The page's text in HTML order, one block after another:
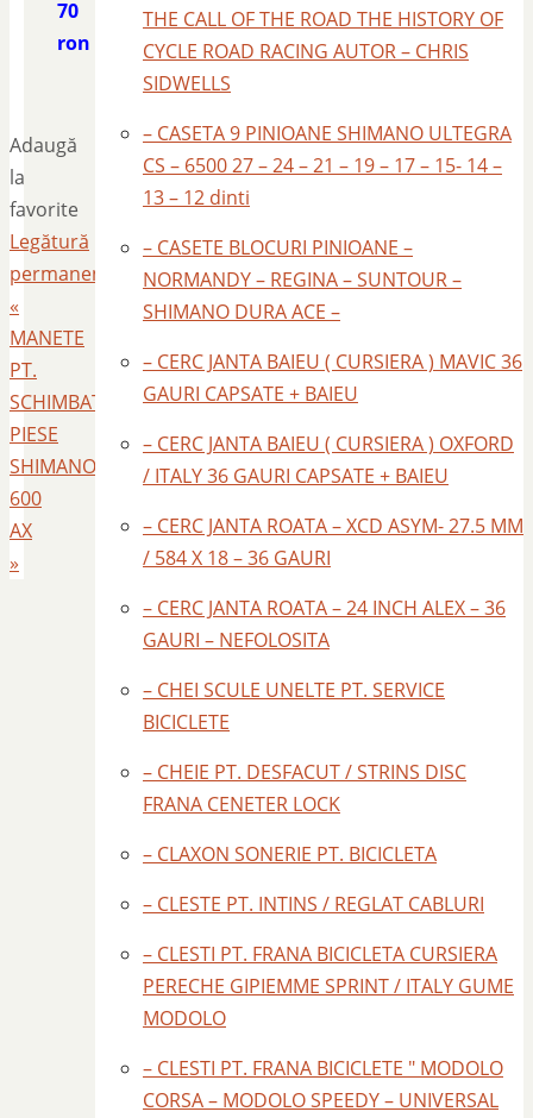
70
ron
Adaugă
la
favorite
Legătură
permanentă
«
MANETE
PT.
SCHIMBATOARE
PIESE
SHIMANO
600
AX
»
THE CALL OF THE ROAD THE HISTORY OF
CYCLE ROAD RACING AUTOR – CHRIS
SIDWELLS
– CASETA 9 PINIOANE SHIMANO ULTEGRA
CS – 6500 27 – 24 – 21 – 19 – 17 – 15- 14 –
13 – 12 dinti
– CASETE BLOCURI PINIOANE –
NORMANDY – REGINA – SUNTOUR –
SHIMANO DURA ACE –
– CERC JANTA BAIEU ( CURSIERA ) MAVIC 36
GAURI CAPSATE + BAIEU
– CERC JANTA BAIEU ( CURSIERA ) OXFORD
/ ITALY 36 GAURI CAPSATE + BAIEU
– CERC JANTA ROATA – XCD ASYM- 27.5 MM
/ 584 X 18 – 36 GAURI
– CERC JANTA ROATA – 24 INCH ALEX – 36
GAURI – NEFOLOSITA
– CHEI SCULE UNELTE PT. SERVICE
BICICLETE
– CHEIE PT. DESFACUT / STRINS DISC
FRANA CENETER LOCK
– CLAXON SONERIE PT. BICICLETA
– CLESTE PT. INTINS / REGLAT CABLURI
– CLESTI PT. FRANA BICICLETA CURSIERA
PERECHE GIPIEMME SPRINT / ITALY GUME
MODOLO
– CLESTI PT. FRANA BICICLETE " MODOLO
CORSA – MODOLO SPEEDY – UNIVERSAL